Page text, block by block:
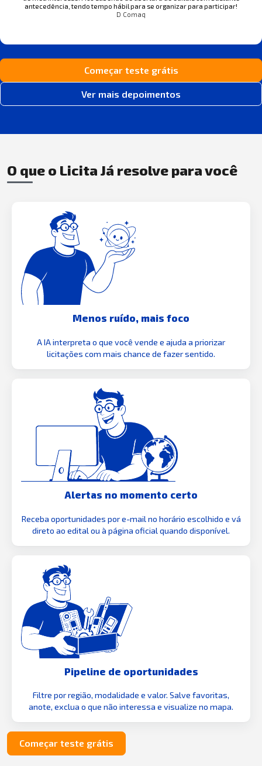
antecedência, tendo tempo hábil para se organizar para participar!
D Comaq
Começar teste grátis
Ver mais depoimentos
O que o Licita Já resolve para você
Menos ruído, mais foco
A IA interpreta o que você vende e ajuda a priorizar
licitações com mais chance de fazer sentido.
Alertas no momento certo
Receba oportunidades por e-mail no horário escolhido e vá
direto ao edital ou à página oficial quando disponível.
Pipeline de oportunidades
Filtre por região, modalidade e valor. Salve favoritas,
anote, exclua o que não interessa e visualize no mapa.
Começar teste grátis